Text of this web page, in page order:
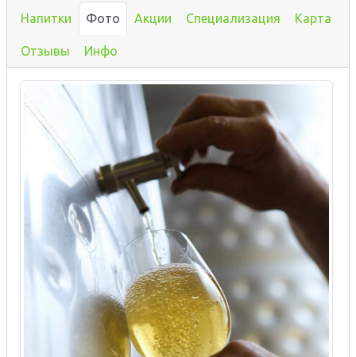
Напитки Фото Акции Специализация Карта
Отзывы Инфо